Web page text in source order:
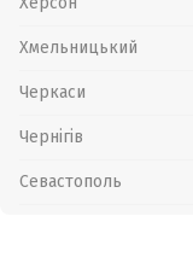
Хмельницький
Черкаси
Чернігів
Севастополь